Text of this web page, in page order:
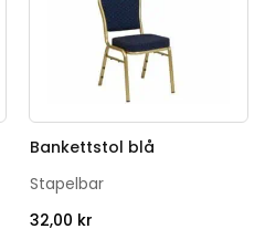
Bankettstol blå
Stapelbar
32,00 kr